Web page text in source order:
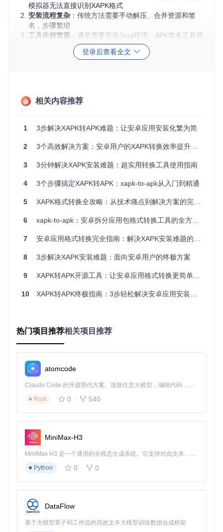
模拟器无法直接识别XAPK格式
安装流程复杂 ：传统方法需要手动解压、合并资源和签
名，步骤繁琐
工具依赖繁重 ：通常需要安装Java环境、APK签名工具等
这些问题导致普通用户在面对XAPK文件时常常束手无策，无
在3分钟内完成XAPK到APK的转换，解决95%以上的安卓应用
安装问题。
核心优势：为什么选择xapk-to-apk工具
🔍这款工具与传统转换方法相比有哪些突破？
xapk-to-apk工具采用Python脚本实现，将复杂的转换流程自
赖，实现了真正的零配置使用。即使是没有技术背景的用户，
也能通过简单的命令完成转换。
全自动化处理流程
工具集成了解压XAPK、合并资源、架构适配和自动签名等功
升转换效率。
智能资源管理
pi > hdpi > mdpi的优先级顺序，确保生成的APK在各种设备上
都能完美展示。
跨平台兼容性
支持Windows、macOS和Linux三大操作系统，无论你使用何
种电脑，都能获得一致的转换体验。
键操作"，让普通用户也能享受专业级的XAPK转换服务。
实施指南：零基础也能上手的3步转换法
3.1 环境准备：3分钟完成系统配置
⌨️Windows系统
# 检查Python版本（需3.6以上）
python --version
登录后查看全文
相关内容推荐
1 3步解决XAPK转APK难题：让安卓应用安装化繁为简
2 3个高效解决方案：安卓用户的XAPK转换效率提升指南
3 3分钟解决XAPK安装难题：超实用转换工具使用指南
4 3个步骤搞定XAPK转APK：xapk-to-apk从入门到精通
5 XAPK格式转换全攻略：从技术痛点到解决方案的完美蜕变
6 xapk-to-apk：安卓拆分应用包格式转换工具的全方位技术指南
7 安卓应用格式转换完全指南：解决XAPK安装难题的实用方案
8 3步解决XAPK安装难题：面向安卓用户的终极方案
9 XAPK转APK开源工具：让安卓应用格式转换更简单高效
10 XAPK转APK终极指南：3步轻松解决安卓应用安装难题
热门项目推荐相关项目推荐
atomcode
Claude Code 的开源替代方案。连接任意大模型，编辑代码，运行命令，自动验证 — 全自动执行。用 Rust 构建，极致性能。 ｜ An open-source alternative to Claude Code. Connect any LLM, edit code, run commands, and verify changes — autonomously. Built in Rust for speed. Get Started
Rust
0 540
MiniMax-H3
MiniMax H3 是一个通用的全模态生成系统。它支持对由文本、图像、视频和音频组成的多模态上下文进行统一理解，并能生成分辨率高达 2K、时长可达 15 秒的带原生立体声音频的视频。得益于面向任务泛化的系统设计，H3 在预训练阶段就已具备广泛的多模态上下文理解与生成能力，能够出色地执行复杂的多模态指令。
Python
0 0
DataFlow
基于大模型算子和工作流的高效文本大模型训练数据合成框架